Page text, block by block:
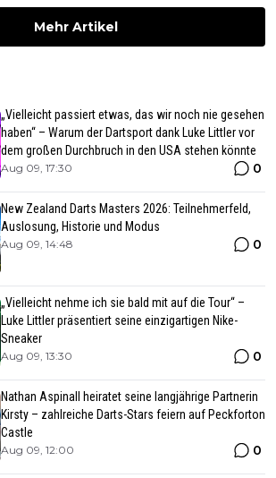
Mehr Artikel
„Vielleicht passiert etwas, das wir noch nie gesehen
haben“ – Warum der Dartsport dank Luke Littler vor
dem großen Durchbruch in den USA stehen könnte
Aug 09, 17:30 0
New Zealand Darts Masters 2026: Teilnehmerfeld,
Auslosung, Historie und Modus
Aug 09, 14:48 0
„Vielleicht nehme ich sie bald mit auf die Tour“ –
Luke Littler präsentiert seine einzigartigen Nike-
Sneaker
Aug 09, 13:30 0
Nathan Aspinall heiratet seine langjährige Partnerin
Kirsty – zahlreiche Darts-Stars feiern auf Peckforton
Castle
Aug 09, 12:00 0